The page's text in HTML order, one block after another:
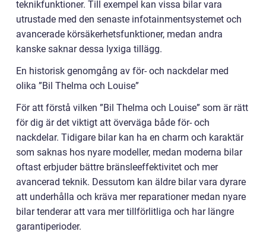
teknikfunktioner. Till exempel kan vissa bilar vara
utrustade med den senaste infotainmentsystemet och
avancerade körsäkerhetsfunktioner, medan andra
kanske saknar dessa lyxiga tillägg.
En historisk genomgång av för- och nackdelar med
olika ”Bil Thelma och Louise”
För att förstå vilken ”Bil Thelma och Louise” som är rätt
för dig är det viktigt att överväga både för- och
nackdelar. Tidigare bilar kan ha en charm och karaktär
som saknas hos nyare modeller, medan moderna bilar
oftast erbjuder bättre bränsleeffektivitet och mer
avancerad teknik. Dessutom kan äldre bilar vara dyrare
att underhålla och kräva mer reparationer medan nyare
bilar tenderar att vara mer tillförlitliga och har längre
garantiperioder.